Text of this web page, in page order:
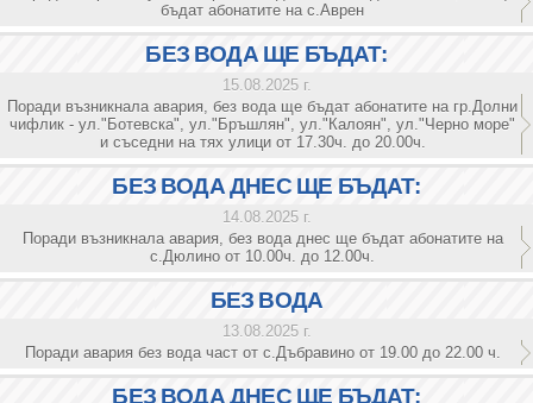
бъдат абонатите на с.Аврен
БЕЗ ВОДА ЩЕ БЪДАТ:
15.08.2025 г.
Поради възникнала авария, без вода ще бъдат абонатите на гр.Долни
чифлик - ул."Ботевска", ул."Бръшлян", ул."Калоян", ул."Черно море"
и съседни на тях улици от 17.30ч. до 20.00ч.
БЕЗ ВОДА ДНЕС ЩЕ БЪДАТ:
14.08.2025 г.
Поради възникнала авария, без вода днес ще бъдат абонатите на
с.Дюлино от 10.00ч. до 12.00ч.
БЕЗ ВОДА
13.08.2025 г.
Поради авария без вода част от с.Дъбравино от 19.00 до 22.00 ч.
БЕЗ ВОДА ДНЕС ЩЕ БЪДАТ: